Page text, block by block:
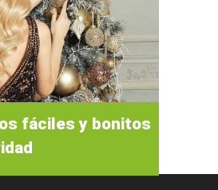
fáciles y bonitos